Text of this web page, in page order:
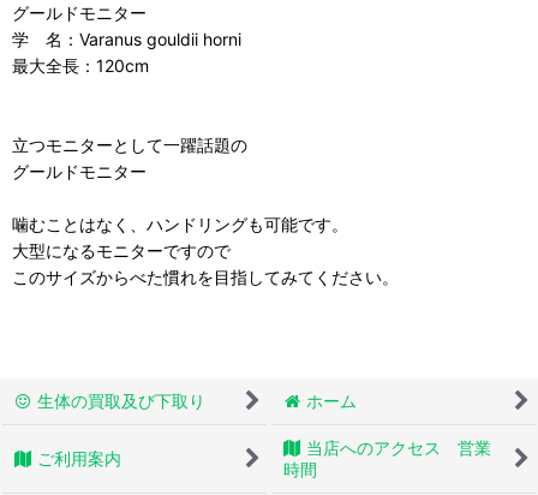
グールドモニター
学 名：Varanus gouldii horni
最大全長：120cm
立つモニターとして一躍話題の
グールドモニター
噛むことはなく、ハンドリングも可能です。
大型になるモニターですので
このサイズからべた慣れを目指してみてください。
生体の買取及び下取り ホーム
ご利用案内
当店へのアクセス 営業
時間